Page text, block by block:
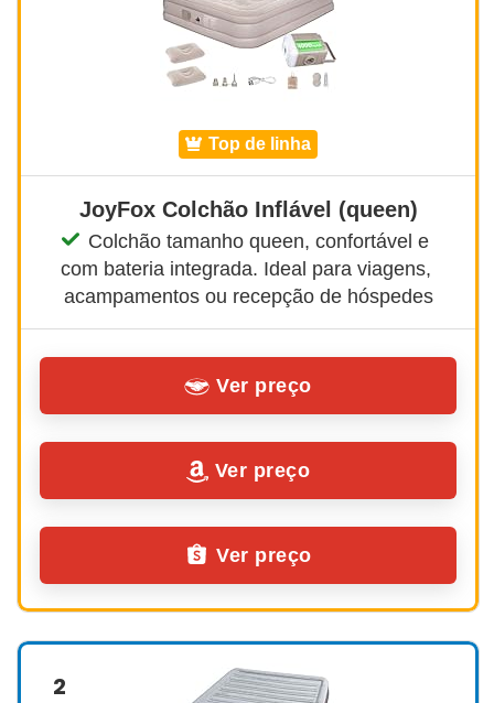
top de linha
JoyFox Colchão Inflável (queen)
Colchão tamanho queen, confortável e
com bateria integrada. Ideal para viagens,
acampamentos ou recepção de hóspedes
Ver preço
Ver preço
Ver preço
2